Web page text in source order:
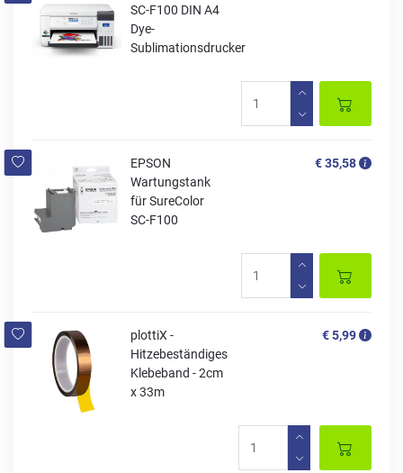
SC-F100 DIN A4
Dye-
Sublimationsdrucker
EPSON
Wartungstank
für SureColor
SC-F100
€ 35,58
plottiX -
Hitzebeständiges
Klebeband - 2cm
x 33m
€ 5,99